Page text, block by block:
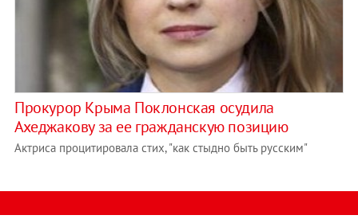
Прокурор Крыма Поклонская осудила
Ахеджакову за ее гражданскую позицию
Актриса процитировала стих, "как стыдно быть русским"